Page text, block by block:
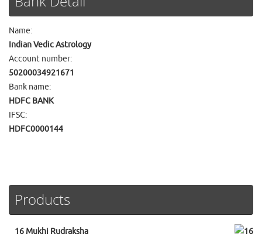
Name:
Indian Vedic Astrology
Account number:
50200034921671
Bank name:
HDFC BANK
IFSC:
HDFC0000144
Products
16 Mukhi Rudraksha